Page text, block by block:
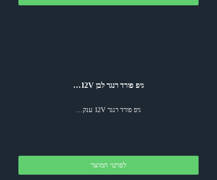
גיפ פורד רנגר לבן 12V…
גיפ פורד רנגר 12V ענק…
לפרטי המוצר